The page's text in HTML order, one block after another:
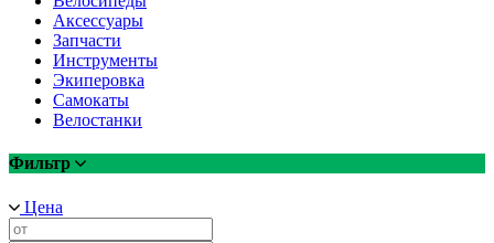
Аксессуары
Запчасти
Инструменты
Экиперовка
Самокаты
Велостанки
Фильтр
Цена